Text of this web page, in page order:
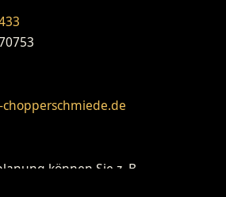
können Sie z. B.